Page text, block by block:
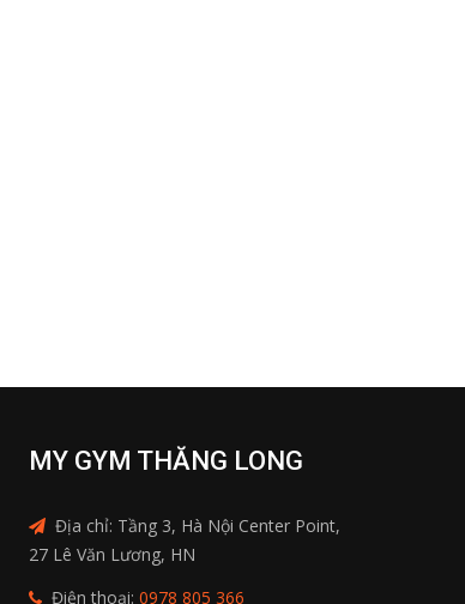
MY GYM THĂNG LONG
Địa chỉ: Tầng 3, Hà Nội Center Point,
27 Lê Văn Lương, HN
Điện thoại: 0978 805 366